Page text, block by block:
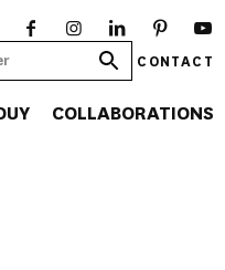
CONTACT
COLLABORATIONS